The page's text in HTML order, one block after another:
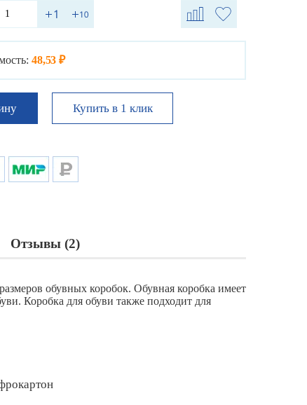
48,53 ₽
Купить в 1 клик
Отзывы (2)
обувных коробок. Обувная коробка имеет
Коробка для обуви также подходит для